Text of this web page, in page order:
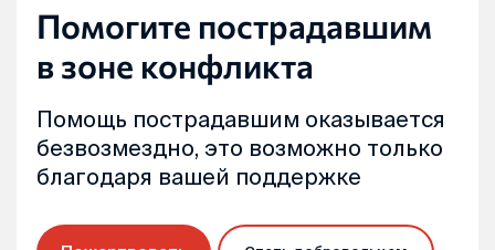
Помогите пострадавшим
в зоне конфликта
Помощь пострадавшим оказывается
безвозмездно, это возможно только
благодаря вашей поддержке